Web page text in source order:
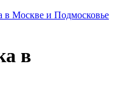
в Москве и Подмосковье
в